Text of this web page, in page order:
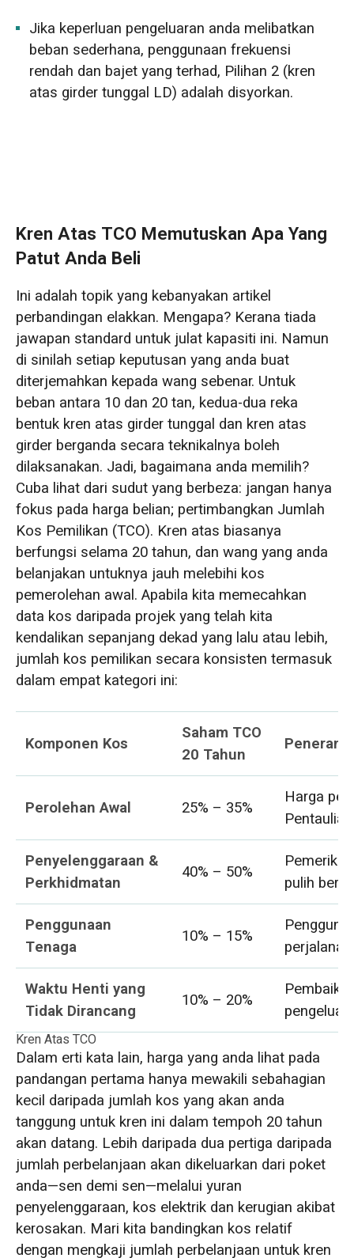
Jika keperluan pengeluaran anda melibatkan
beban sederhana, penggunaan frekuensi
rendah dan bajet yang terhad, Pilihan 2 (kren
atas girder tunggal LD) adalah disyorkan.
Kren Atas TCO Memutuskan Apa Yang
Patut Anda Beli
Ini adalah topik yang kebanyakan artikel
perbandingan elakkan. Mengapa? Kerana tiada
jawapan standard untuk julat kapasiti ini. Namun
di sinilah setiap keputusan yang anda buat
diterjemahkan kepada wang sebenar. Untuk
beban antara 10 dan 20 tan, kedua-dua reka
bentuk kren atas girder tunggal dan kren atas
girder berganda secara teknikalnya boleh
dilaksanakan. Jadi, bagaimana anda memilih?
Cuba lihat dari sudut yang berbeza: jangan hanya
fokus pada harga belian; pertimbangkan Jumlah
Kos Pemilikan (TCO). Kren atas biasanya
berfungsi selama 20 tahun, dan wang yang anda
belanjakan untuknya jauh melebihi kos
pemerolehan awal. Apabila kita memecahkan
data kos daripada projek yang telah kita
kendalikan sepanjang dekad yang lalu atau lebih,
jumlah kos pemilikan secara konsisten termasuk
dalam empat kategori ini:
Komponen Kos
Saham TCO
20 Tahun
Perolehan Awal 25% – 35%
Harga
Penyelenggaraan &
Perkhidmatan
40% – 50%
pulih
Penggunaan
Tenaga
10% – 15%
Waktu Henti yang
Tidak Dirancang
10% – 20%
Kren Atas TCO
Dalam erti kata lain, harga yang anda lihat pada
pandangan pertama hanya mewakili sebahagian
kecil daripada jumlah kos yang akan anda
tanggung untuk kren ini dalam tempoh 20 tahun
akan datang. Lebih daripada dua pertiga daripada
jumlah perbelanjaan akan dikeluarkan dari poket
anda—sen demi sen—melalui yuran
penyelenggaraan, kos elektrik dan kerugian akibat
kerosakan. Mari kita bandingkan kos relatif
dengan mengkaji jumlah perbelanjaan untuk kren